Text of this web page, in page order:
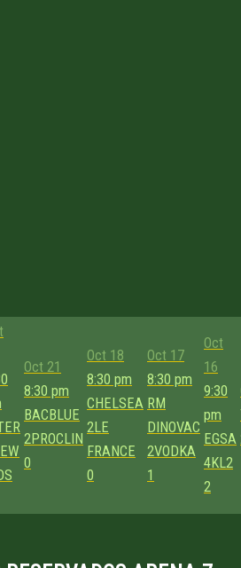
Oct 21
8:30 pm
BACBLUE
2PROCLIN
0
Oct 18
8:30 pm
CHELSEA
2LE
FRANCE
0
Oct 17
8:30 pm
RM
DINOVAC
2VODKA
1
Oct
16
9:30
pm
EGSA
4KL2
2